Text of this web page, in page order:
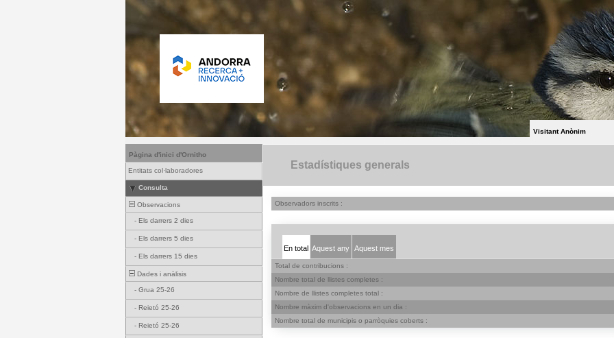
Visitant Anònim
Pàgina d'inici d'Ornitho
Entitats col·laboradores
Consulta
Observacions
- Els darrers 2 dies
- Els darrers 5 dies
- Els darrers 15 dies
Dades i anàlisis
- Grua 25-26
- Reietó 25-26
- Reietó 25-26
Estadístiques generals
Observadors inscrits :
En total Aquest any Aquest mes
Total de contribucions :
Nombre total de llistes completes :
Nombre de llistes completes total :
Nombre màxim d'observacions en un dia :
Nombre total de municipis o parròquies coberts :